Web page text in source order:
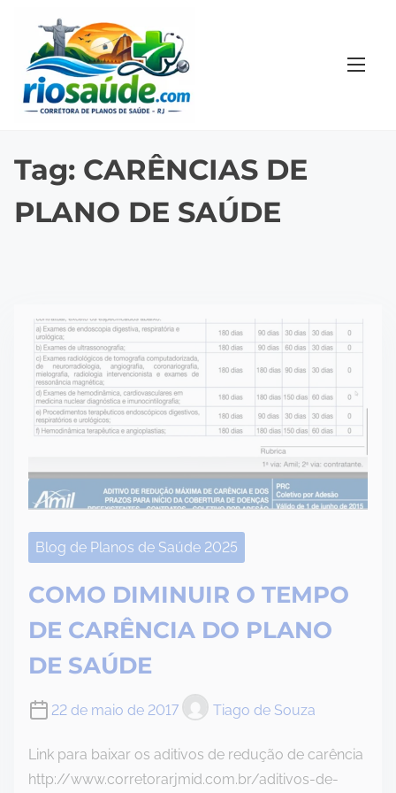
Tag: CARÊNCIAS DE
PLANO DE SAÚDE
Blog de Planos de Saúde 2025
COMO DIMINUIR O TEMPO
DE CARÊNCIA DO PLANO
DE SAÚDE
22 de maio de 2017 Tiago de Souza
Link para baixar os aditivos de redução de carência
http://www.corretorarjmid.com.br/aditivos-de-